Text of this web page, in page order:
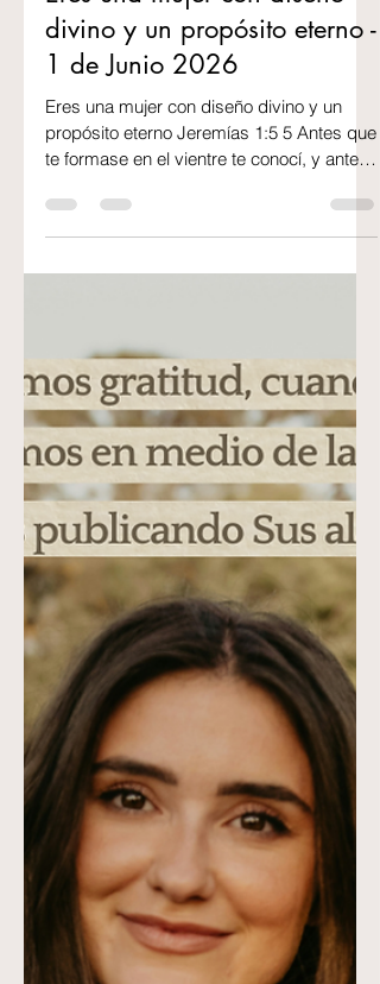
2 min de lectura
Eres una mujer con diseño
divino y un propósito eterno -
1 de Junio 2026
Eres una mujer con diseño divino y un
mujer necesita escuchar y no me refiero a
frases motivacionales de redes sociales,
sino a una verdad que atraviesa
generaciones, culturas y aún nuestras
heridas: Tu vida tiene propósito. Eres
intencional. Fuiste diseñada, no
improvisada. No eres producto del azar.
En Jeremía